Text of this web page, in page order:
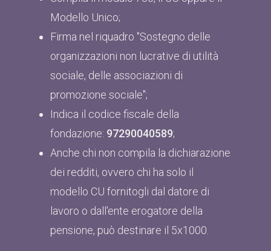
Modello Unico;
Firma nel riquadro "Sostegno delle
organizzazioni non lucrative di utilità
sociale, delle associazioni di
promozione sociale";
Indica il codice fiscale della
fondazione: 97290040589;
Anche chi non compila la dichiarazione
dei redditi, ovvero chi ha solo il
modello CU fornitogli dal datore di
lavoro o dall'ente erogatore della
pensione, può destinare il 5x1000.